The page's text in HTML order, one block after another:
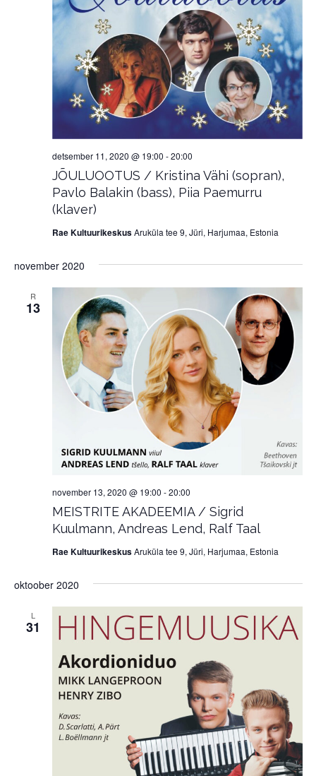
JÕULUOOTUS / Kristina Vähi (sopran),
Pavlo Balakin (bass), Piia Paemurru
(klaver)
detsember 11, 2020 @ 19:00 -20:00
Rae KultuurikeskusAruküla tee 9, Jüri, Harjumaa, Estonia
november 2020
R
13
MEISTRITE AKADEEMIA / Sigrid
Kuulmann, Andreas Lend, Ralf Taal
november 13, 2020 @ 19:00 -20:00
Rae KultuurikeskusAruküla tee 9, Jüri, Harjumaa, Estonia
oktoober 2020
L
31